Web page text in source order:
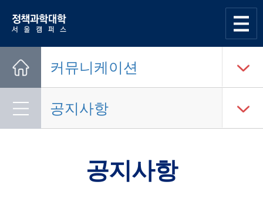
한양대학교
커뮤니케이션
공지사항
공지사항